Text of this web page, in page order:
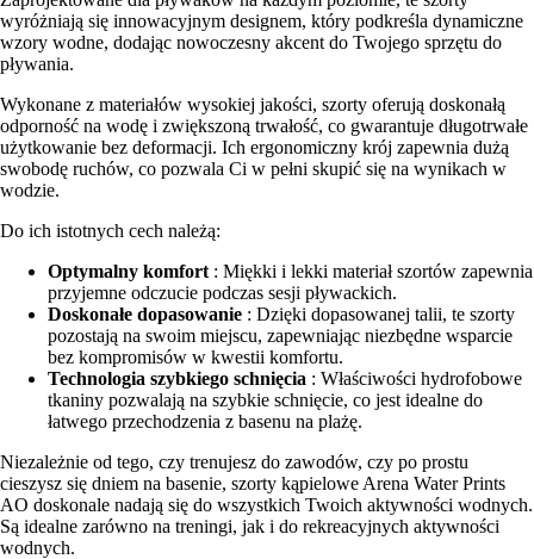
wyróżniają się innowacyjnym designem, który podkreśla dynamiczne
wzory wodne, dodając nowoczesny akcent do Twojego sprzętu do
pływania.
Wykonane z materiałów wysokiej jakości, szorty oferują doskonałą
odporność na wodę i zwiększoną trwałość, co gwarantuje długotrwałe
użytkowanie bez deformacji. Ich ergonomiczny krój zapewnia dużą
swobodę ruchów, co pozwala Ci w pełni skupić się na wynikach w
wodzie.
Do ich istotnych cech należą:
Optymalny komfort : Miękki i lekki materiał szortów zapewnia
przyjemne odczucie podczas sesji pływackich.
Doskonałe dopasowanie : Dzięki dopasowanej talii, te szorty
pozostają na swoim miejscu, zapewniając niezbędne wsparcie
bez kompromisów w kwestii komfortu.
Technologia szybkiego schnięcia : Właściwości hydrofobowe
tkaniny pozwalają na szybkie schnięcie, co jest idealne do
łatwego przechodzenia z basenu na plażę.
Niezależnie od tego, czy trenujesz do zawodów, czy po prostu
cieszysz się dniem na basenie, szorty kąpielowe Arena Water Prints
AO doskonale nadają się do wszystkich Twoich aktywności wodnych.
Są idealne zarówno na treningi, jak i do rekreacyjnych aktywności
wodnych.